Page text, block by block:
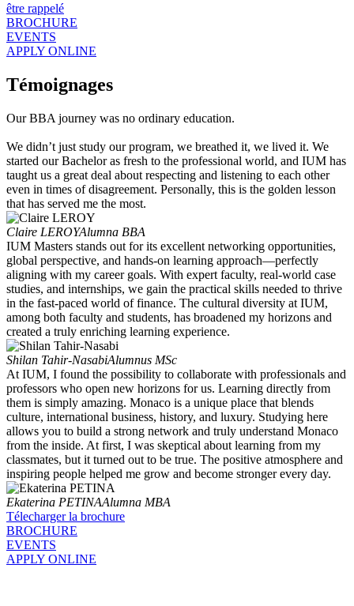
être rappelé
BROCHURE
EVENTS
APPLY ONLINE
Témoignages
Our BBA journey was no ordinary education.
We didn’t just study our program, we breathed it, we lived it. We
started our Bachelor as fresh to the professional world, and IUM has
taught us a great deal about respecting and listening to each other
even in times of disagreement. Personally, this is the golden lesson
that has served me the most.
Claire LEROYAlumna BBA
IUM Masters stands out for its excellent networking opportunities,
global perspective, and hands-on learning approach—perfectly
aligning with my career goals. With expert faculty, real-world case
studies, and internships, we gain the practical skills needed to thrive
in the fast-paced world of finance. The cultural diversity at IUM,
among both faculty and students, has broadened my horizons and
created a truly enriching learning experience.
Shilan Tahir-NasabiAlumnus MSc
At IUM, I found the possibility to collaborate with professionals and
professors who open new horizons for us. Learning directly from
them is simply amazing. Monaco is a unique place that blends
culture, international business, history, and luxury. Studying here
allows you to build a strong network and truly understand Monaco
from the inside. At first, I was skeptical about learning from my
classmates, but it turned out to be true. The positive atmosphere and
inspiring people helped me grow and become stronger every day.
Ekaterina PETINAAlumna MBA
Télecharger la brochure
BROCHURE
EVENTS
APPLY ONLINE